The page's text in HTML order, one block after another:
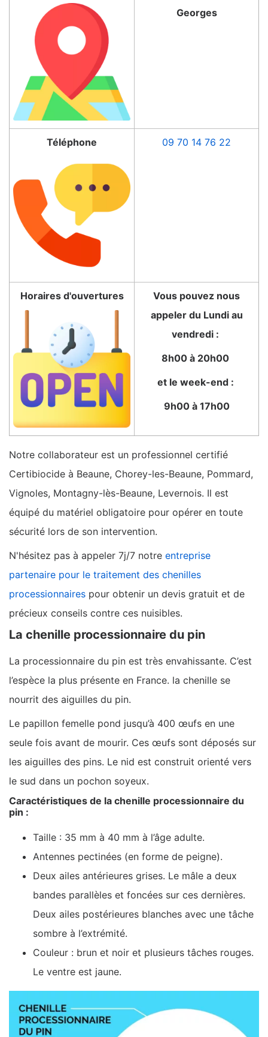
Georges
Téléphone 09 70 14 76 22
Horaires d'ouvertures
Vous pouvez nous
appeler du Lundi au
vendredi :
8h00 à 20h00
et le week-end :
9h00 à 17h00
Notre collaborateur est un professionnel certifié
Certibiocide à Beaune, Chorey-les-Beaune, Pommard,
Vignoles, Montagny-lès-Beaune, Levernois. Il est
équipé du matériel obligatoire pour opérer en toute
sécurité lors de son intervention.
N'hésitez pas à appeler 7j/7 notre entreprise
partenaire pour le traitement des chenilles
processionnaires pour obtenir un devis gratuit et de
précieux conseils contre ces nuisibles.
La chenille processionnaire du pin
La processionnaire du pin est très envahissante. C’est
l’espèce la plus présente en France. la chenille se
nourrit des aiguilles du pin.
Le papillon femelle pond jusqu’à 400 œufs en une
seule fois avant de mourir. Ces œufs sont déposés sur
les aiguilles des pins. Le nid est construit orienté vers
le sud dans un pochon soyeux.
Caractéristiques de la chenille processionnaire du
pin :
Taille : 35 mm à 40 mm à l’âge adulte.
Antennes pectinées (en forme de peigne).
Deux ailes antérieures grises. Le mâle a deux
bandes parallèles et foncées sur ces dernières.
Deux ailes postérieures blanches avec une tâche
sombre à l’extrémité.
Couleur : brun et noir et plusieurs tâches rouges.
Le ventre est jaune.